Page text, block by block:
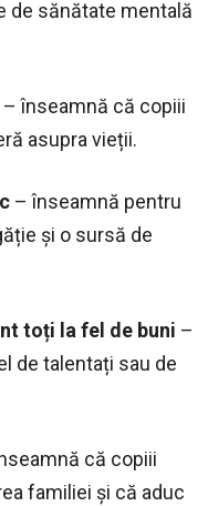
de sănătate mentală
– înseamnă că copiii
asupra vieții.
– înseamnă pentru
și o sursă de
toți la fel de buni –
de talentați sau de
că copiii
familiei și că aduc